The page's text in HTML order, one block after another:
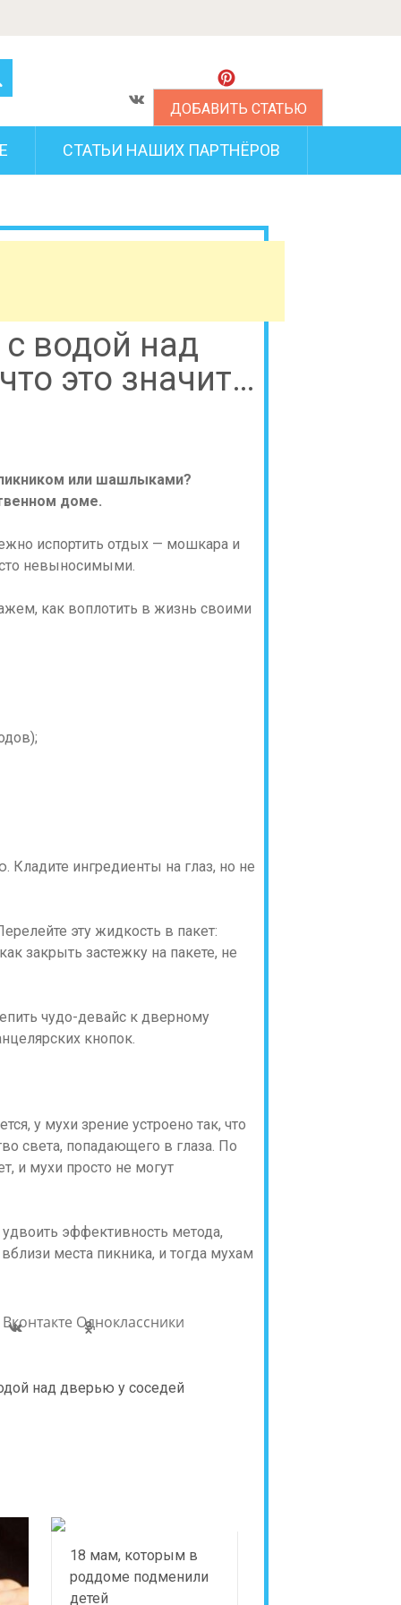
ДОБАВИТЬ СТАТЬЮ
СТАТЬИ НАШИХ ПАРТНЁРОВ
водой над
это значит…
или шашлыками?
доме.
испортить отдых — мошкара и
невыносимыми.
как воплотить в жизнь своими
ингредиенты на глаз, но не
эту жидкость в пакет:
закрыть застежку на пакете, не
чудо-девайс к дверному
кнопок.
у мухи зрение устроено так, что
света, попадающего в глаза. По
и мухи просто не могут
удвоить эффективность метода,
места пикника, и тогда мухам
Вконтакте Одноклассники
над дверью у соседей
18 мам, которым в
роддоме подменили
детей